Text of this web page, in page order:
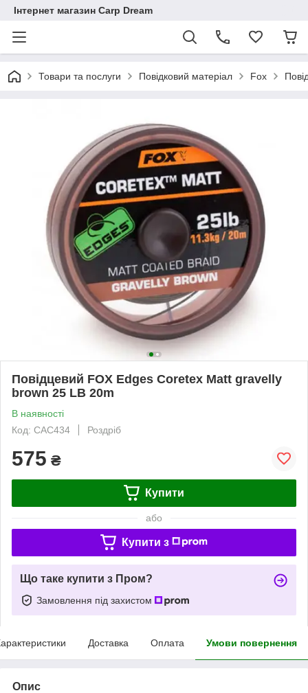
Інтернет магазин Carp Dream
Товари та послуги Повідковий матеріал Fox
Повідцевий FOX Edges Coretex Matt gravelly
brown 25 LB 20m
В наявності
Код: CAC434
Роздріб
575 ₴
Купити
або
Купити з
Що таке купити з Пром?
Замовлення під захистом
Доставка Оплата Умови повернення
Опис